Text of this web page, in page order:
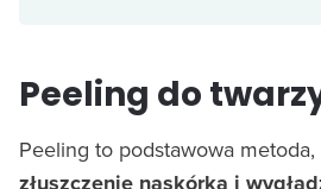
Peeling do
Peeling to podstawowa